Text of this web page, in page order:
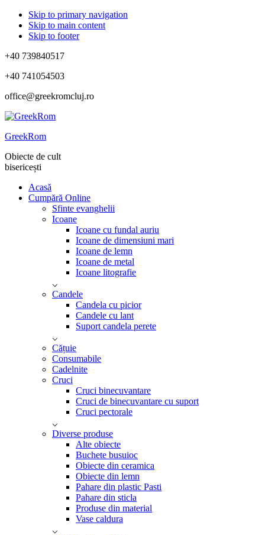
Skip to primary navigation
Skip to main content
Skip to footer
+40 739840517
+40 741054503
office@greekromcluj.ro
GreekRom
Obiecte de cult
bisericești
Acasă
Cumpără Online
Sfinte evanghelii
Icoane
Icoane cu fundal auriu
Icoane de dimensiuni mari
Icoane de lemn
Icoane de metal
Icoane litografie
Candele
Candela cu picior
Candele cu lant
Suport candela perete
Cățuie
Consumabile
Cadelnite
Cruci
Cruci binecuvantare
Cruci de binecuvantare cu suport
Cruci pectorale
Diverse produse
Alte obiecte
Buchete busuioc
Obiecte din ceramica
Obiecte din lemn
Pahare din plastic Pasti
Pahare din sticla
Produse din material
Vase caldura